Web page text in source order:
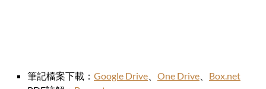
筆記檔案下載： Google Drive One Drive
Box.net